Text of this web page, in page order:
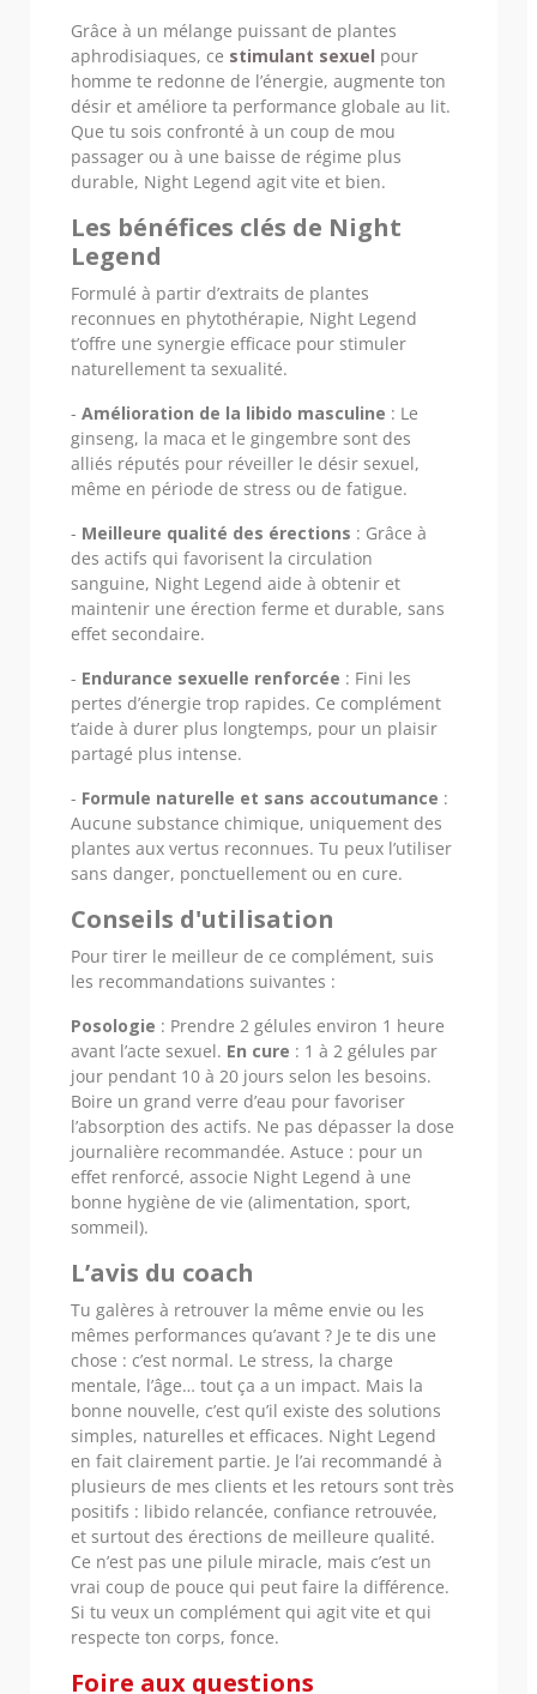
Grâce à un mélange puissant de plantes
aphrodisiaques, ce stimulant sexuel pour
homme te redonne de l’énergie, augmente ton
désir et améliore ta performance globale au lit.
Que tu sois confronté à un coup de mou
passager ou à une baisse de régime plus
durable, Night Legend agit vite et bien.
Les bénéfices clés de Night
Legend
Formulé à partir d’extraits de plantes
reconnues en phytothérapie, Night Legend
t’offre une synergie efficace pour stimuler
naturellement ta sexualité.
- Amélioration de la libido masculine : Le
ginseng, la maca et le gingembre sont des
alliés réputés pour réveiller le désir sexuel,
même en période de stress ou de fatigue.
- Meilleure qualité des érections : Grâce à
des actifs qui favorisent la circulation
sanguine, Night Legend aide à obtenir et
maintenir une érection ferme et durable, sans
effet secondaire.
- Endurance sexuelle renforcée : Fini les
pertes d’énergie trop rapides. Ce complément
t’aide à durer plus longtemps, pour un plaisir
partagé plus intense.
- Formule naturelle et sans accoutumance :
Aucune substance chimique, uniquement des
plantes aux vertus reconnues. Tu peux l’utiliser
sans danger, ponctuellement ou en cure.
Conseils d'utilisation
Pour tirer le meilleur de ce complément, suis
les recommandations suivantes :
Posologie : Prendre 2 gélules environ 1 heure
avant l’acte sexuel. En cure : 1 à 2 gélules par
jour pendant 10 à 20 jours selon les besoins.
Boire un grand verre d’eau pour favoriser
l’absorption des actifs. Ne pas dépasser la dose
journalière recommandée. Astuce : pour un
effet renforcé, associe Night Legend à une
bonne hygiène de vie (alimentation, sport,
sommeil).
L’avis du coach
Tu galères à retrouver la même envie ou les
mêmes performances qu’avant ? Je te dis une
chose : c’est normal. Le stress, la charge
mentale, l’âge… tout ça a un impact. Mais la
bonne nouvelle, c’est qu’il existe des solutions
simples, naturelles et efficaces. Night Legend
en fait clairement partie. Je l’ai recommandé à
plusieurs de mes clients et les retours sont très
positifs : libido relancée, confiance retrouvée,
et surtout des érections de meilleure qualité.
Ce n’est pas une pilule miracle, mais c’est un
vrai coup de pouce qui peut faire la différence.
Si tu veux un complément qui agit vite et qui
respecte ton corps, fonce.
Foire aux questions